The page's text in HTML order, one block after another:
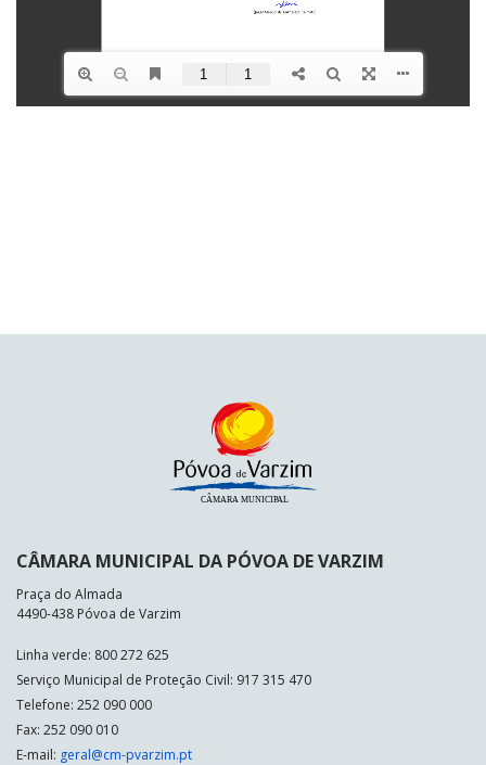
CÂMARA MUNICIPAL DA PÓVOA DE VARZIM
Praça do Almada
4490-438 Póvoa de Varzim
Linha verde: 800 272 625
Serviço Municipal de Proteção Civil: 917 315 470
Telefone: 252 090 000
Fax: 252 090 010
E-mail: geral@cm-pvarzim.pt